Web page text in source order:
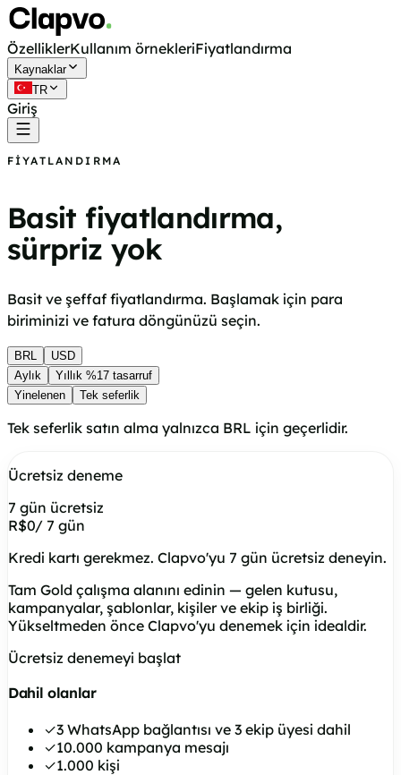
ÖzelliklerKullanım örnekleriFiyatlandırma
Kaynaklar
TR
Giriş
FIYATLANDIRMA
Basit fiyatlandırma,
sürpriz yok
Basit ve şeffaf fiyatlandırma. Başlamak için para
biriminizi ve fatura döngünüzü seçin.
BRL
USD
Aylık
Yıllık %17 tasarruf
Yinelenen
Tek seferlik
Tek seferlik satın alma yalnızca BRL için geçerlidir.
Ücretsiz deneme
7 gün ücretsiz
R$0/ 7 gün
Kredi kartı gerekmez. Clapvo'yu 7 gün ücretsiz deneyin.
Tam Gold çalışma alanını edinin — gelen kutusu,
kampanyalar, şablonlar, kişiler ve ekip iş birliği.
Yükseltmeden önce Clapvo'yu denemek için idealdir.
Ücretsiz denemeyi başlat
Dahil olanlar
✓3 WhatsApp bağlantısı ve 3 ekip üyesi dahil
✓10.000 kampanya mesajı
✓1.000 kişi